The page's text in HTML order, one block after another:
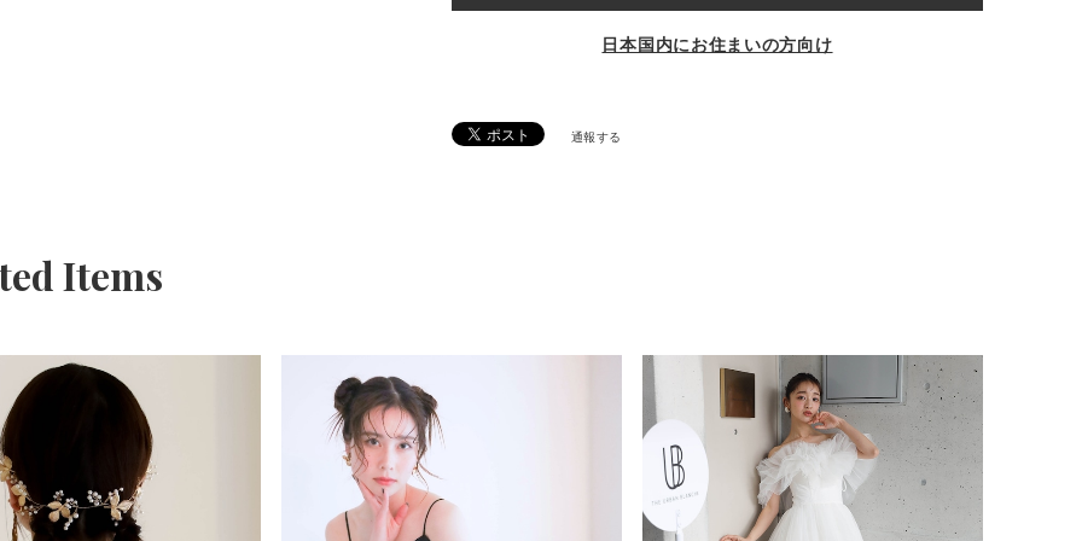
日本国内にお住まいの方向け
通報する
Items